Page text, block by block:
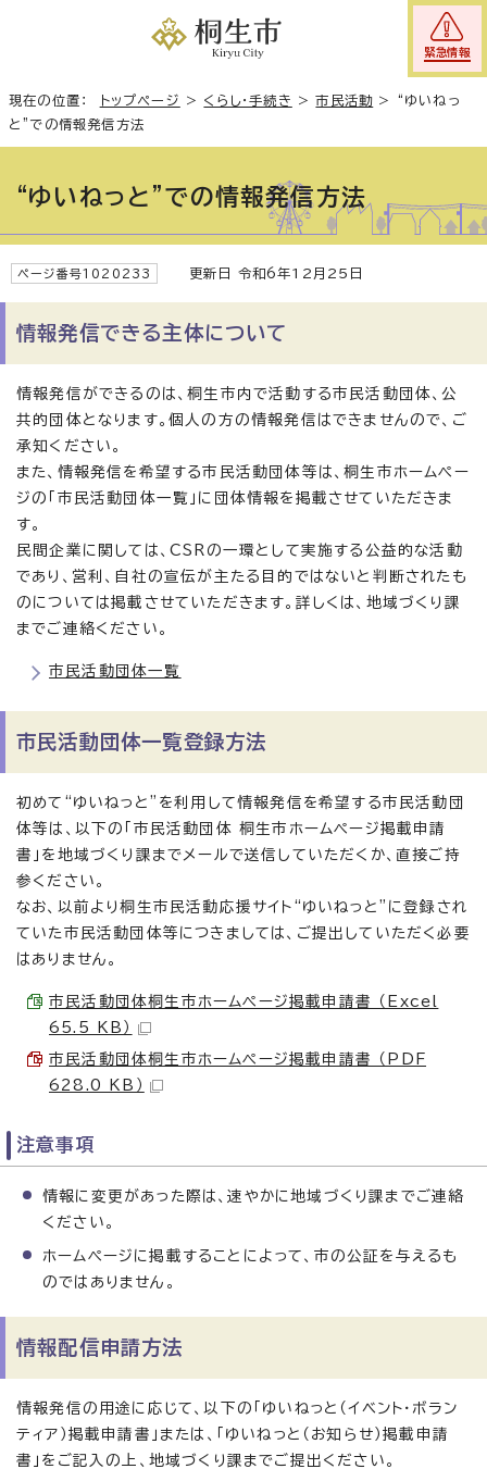
緊急情報
現在の位置： トップページ > くらし・手続き >市民活動 > “ゆいねっ
と”での情報発信方法
“ゆいねっと”での情報発信方法
ページ番号1020233 更新日 令和6年12月25日
情報発信できる主体について
情報発信ができるのは、桐生市内で活動する市民活動団体、公
共的団体となります。個人の方の情報発信はできませんので、ご
承知ください。
また、情報発信を希望する市民活動団体等は、桐生市ホームペー
ジの「市民活動団体一覧」に団体情報を掲載させていただきま
す。
民間企業に関しては、CSRの一環として実施する公益的な活動
であり、営利、自社の宣伝が主たる目的ではないと判断されたも
のについては掲載させていただきます。詳しくは、地域づくり課
までご連絡ください。
市民活動団体一覧
市民活動団体一覧登録方法
初めて“ゆいねっと”を利用して情報発信を希望する市民活動団
体等は、以下の「市民活動団体 桐生市ホームページ掲載申請
書」を地域づくり課までメールで送信していただくか、直接ご持
参ください。
なお、以前より桐生市民活動応援サイト“ゆいねっと”に登録され
ていた市民活動団体等につきましては、ご提出していただく必要
はありません。
市民活動団体桐生市ホームページ掲載申請書 （Excel
65.5 KB）
市民活動団体桐生市ホームページ掲載申請書 （PDF
628.0 KB）
注意事項
情報に変更があった際は、速やかに地域づくり課までご連絡
ください。
ホームページに掲載することによって、市の公証を与えるも
のではありません。
情報配信申請方法
情報発信の用途に応じて、以下の「ゆいねっと（イベント・ボラン
ティア）掲載申請書」または、「ゆいねっと（お知らせ）掲載申請
書」をご記入の上、地域づくり課までご提出ください。